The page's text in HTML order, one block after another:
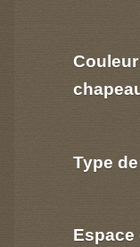
Type
Espace